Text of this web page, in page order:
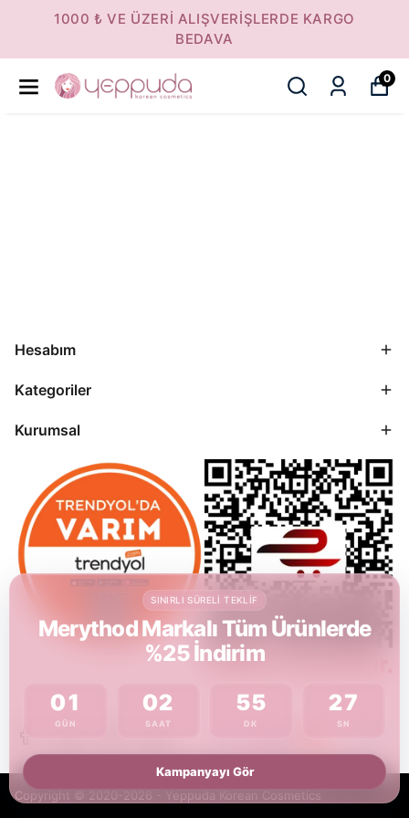
1000 ₺ VE ÜZERI ALIŞVERIŞLERDE KARGO
BEDAVA
0
Hesabım
Kategoriler
Kurumsal
Copyright © 2020-2026 - Yeppuda Korean Cosmetics
SINIRLI SÜRELI TEKLIF
Merythod Markalı Tüm Ürünlerde
%25 İndirim
01
GÜN
02
SAAT
55
DK
27
SN
Kampanyayı Gör